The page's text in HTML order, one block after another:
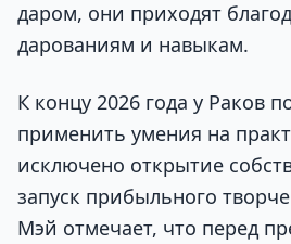
даром, они приходят
дарованиям и навыкам.
К концу 2026 года у Раков
применить умения на
исключено открытие
запуск прибыльного
Мэй отмечает, что перед